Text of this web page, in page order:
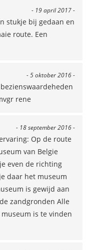
- 19 april 2017 -
stukje bij gedaan en
route. Een
- 5 oktober 2016 -
rene
- 18 september 2016 -
Op de route
van Belgie
even de richting
daar het museum
is gewijd aan
zandgronden Alle
is te vinden